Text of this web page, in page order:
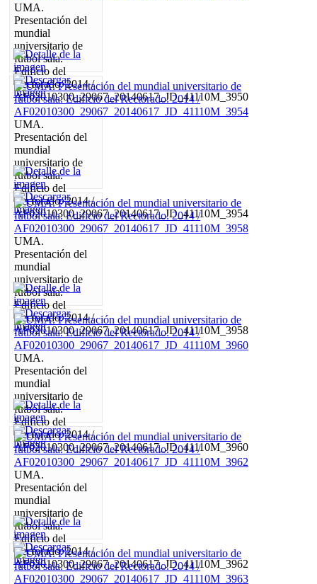
UMA.
Presentación del
mundial
universitario de
fútbol sala.
Edificio del
Rectorado. 2014 /
AF02010300_29067_20140617_JD_41110M_3950
UMA.
Presentación del
mundial
universitario de
fútbol sala.
Edificio del
Rectorado. 2014 /
AF02010300_29067_20140617_JD_41110M_3954
UMA.
Presentación del
mundial
universitario de
fútbol sala.
Edificio del
Rectorado. 2014 /
AF02010300_29067_20140617_JD_41110M_3958
UMA.
Presentación del
mundial
universitario de
fútbol sala.
Edificio del
Rectorado. 2014 /
AF02010300_29067_20140617_JD_41110M_3960
UMA.
Presentación del
mundial
universitario de
fútbol sala.
Edificio del
Rectorado. 2014 /
AF02010300_29067_20140617_JD_41110M_3962